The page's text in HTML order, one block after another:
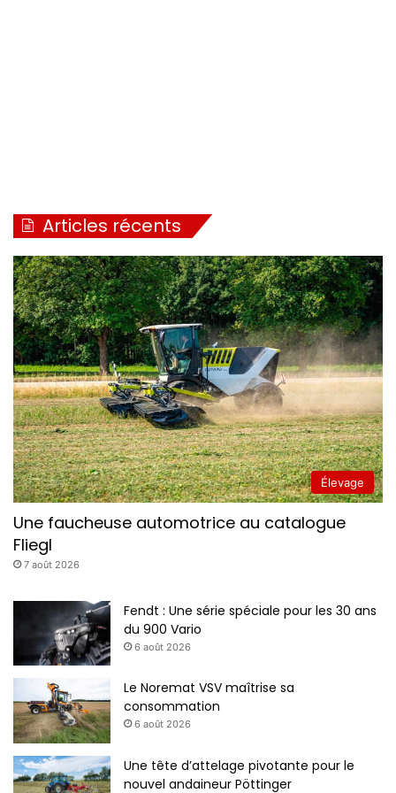
On vous en parlait début d’année, Deves collabore
désormais avec Manjot our ses bennes TP.. et pas
seulement! Voici la nouvelle GV 240 dotée d’une caisse
Manjot en Hardox 450 4 mm pour gagner en poids et en
résistance. Elle affiche un volume de 30 à 45 m3 (photo
Deves)
Articles récents
Élevage
Une faucheuse automotrice au catalogue
Fliegl
7 août 2026
Fendt : Une série spéciale pour les 30 ans
du 900 Vario
6 août 2026
Le Noremat VSV maîtrise sa
consommation
6 août 2026
Une tête d’attelage pivotante pour le
nouvel andaineur Pöttinger